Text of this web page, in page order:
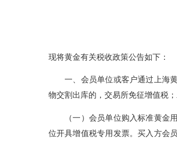
现将黄金有关税收政策公告如下：
一、会员单位或客户通过上海黄
物交割出库的，交易所免征增值税
（一）会员单位购入标准黄金用
位开具增值税专用发票。买入方会